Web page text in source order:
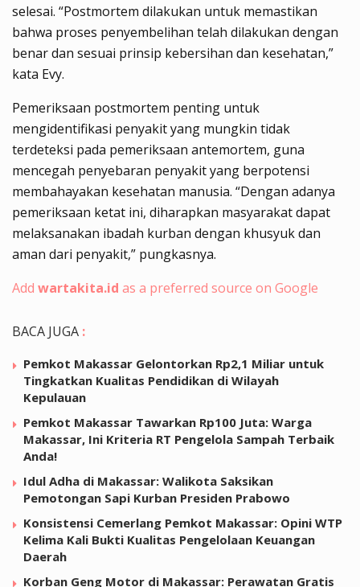
selesai. “Postmortem dilakukan untuk memastikan
bahwa proses penyembelihan telah dilakukan dengan
benar dan sesuai prinsip kebersihan dan kesehatan,”
kata Evy.
Pemeriksaan postmortem penting untuk
mengidentifikasi penyakit yang mungkin tidak
terdeteksi pada pemeriksaan antemortem, guna
mencegah penyebaran penyakit yang berpotensi
membahayakan kesehatan manusia. “Dengan adanya
pemeriksaan ketat ini, diharapkan masyarakat dapat
melaksanakan ibadah kurban dengan khusyuk dan
aman dari penyakit,” pungkasnya.
Add wartakita.id as a preferred source on Google
BACA JUGA :
Pemkot Makassar Gelontorkan Rp2,1 Miliar untuk
Tingkatkan Kualitas Pendidikan di Wilayah
Kepulauan
Pemkot Makassar Tawarkan Rp100 Juta: Warga
Makassar, Ini Kriteria RT Pengelola Sampah Terbaik
Anda!
Idul Adha di Makassar: Walikota Saksikan
Pemotongan Sapi Kurban Presiden Prabowo
Konsistensi Cemerlang Pemkot Makassar: Opini WTP
Kelima Kali Bukti Kualitas Pengelolaan Keuangan
Daerah
Korban Geng Motor di Makassar: Perawatan Gratis